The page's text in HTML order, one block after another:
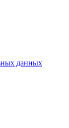
данных